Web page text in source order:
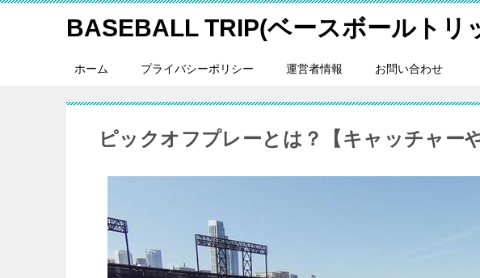
BASEBALL TRIP(ベースボールトリ
ホーム プライバシーポリシー 運営者情報 お問い合わせ
ピックオフプレーとは？【キャッチャー